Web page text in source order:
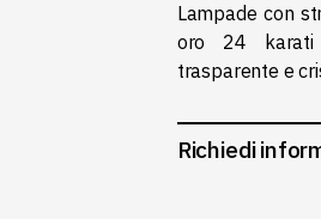
Lampade con
oro 24 karati
trasparente e
Richiedi